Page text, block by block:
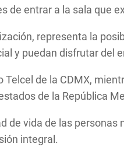
de entrar a la sala que
representa la
y puedan disfrutar del
de la CDMX,
de la República
de vida de las
integral.